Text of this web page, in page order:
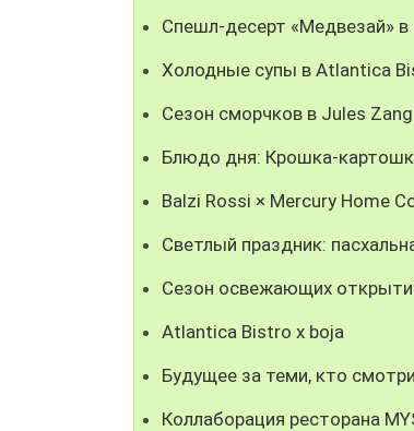
Спешл-десерт «Медвезай» в
Холодные супы в Atlantica
Сезон сморчков в Jules Zang
Блюдо дня: Крошка-
Balzi Rossi × Mercury Home
Светлый праздник:
Сезон освежающих
Atlantica Bistro x boja
Будущее за теми, кто
Коллаборация ресторана